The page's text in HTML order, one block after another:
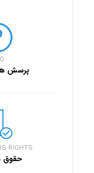
پرسش
RIGHTS
حقوق